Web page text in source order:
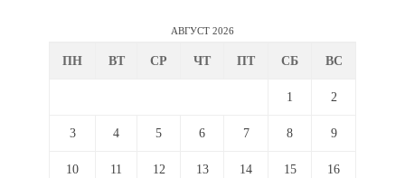
АВГУСТ 2026
ПН ВТ СР ЧТ ПТ СБ ВС
1 2
3 4 5 6 7 8 9
10 11 12 13 14 15 16